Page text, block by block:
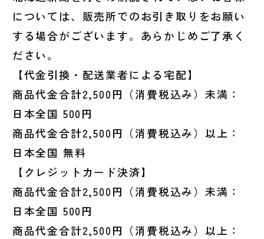
については、販売所でのお引き取りをお願い
する場合がございます。あらかじめご了承く
ださい。
【代金引換・配送業者による宅配】
商品代金合計2,500円（消費税込み）未満：
日本全国 500円
商品代金合計2,500円（消費税込み）以上：
日本全国 無料
【クレジットカード決済】
商品代金合計2,500円（消費税込み）未満：
日本全国 500円
商品代金合計2,500円（消費税込み）以上：